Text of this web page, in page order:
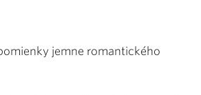
jemne romantického